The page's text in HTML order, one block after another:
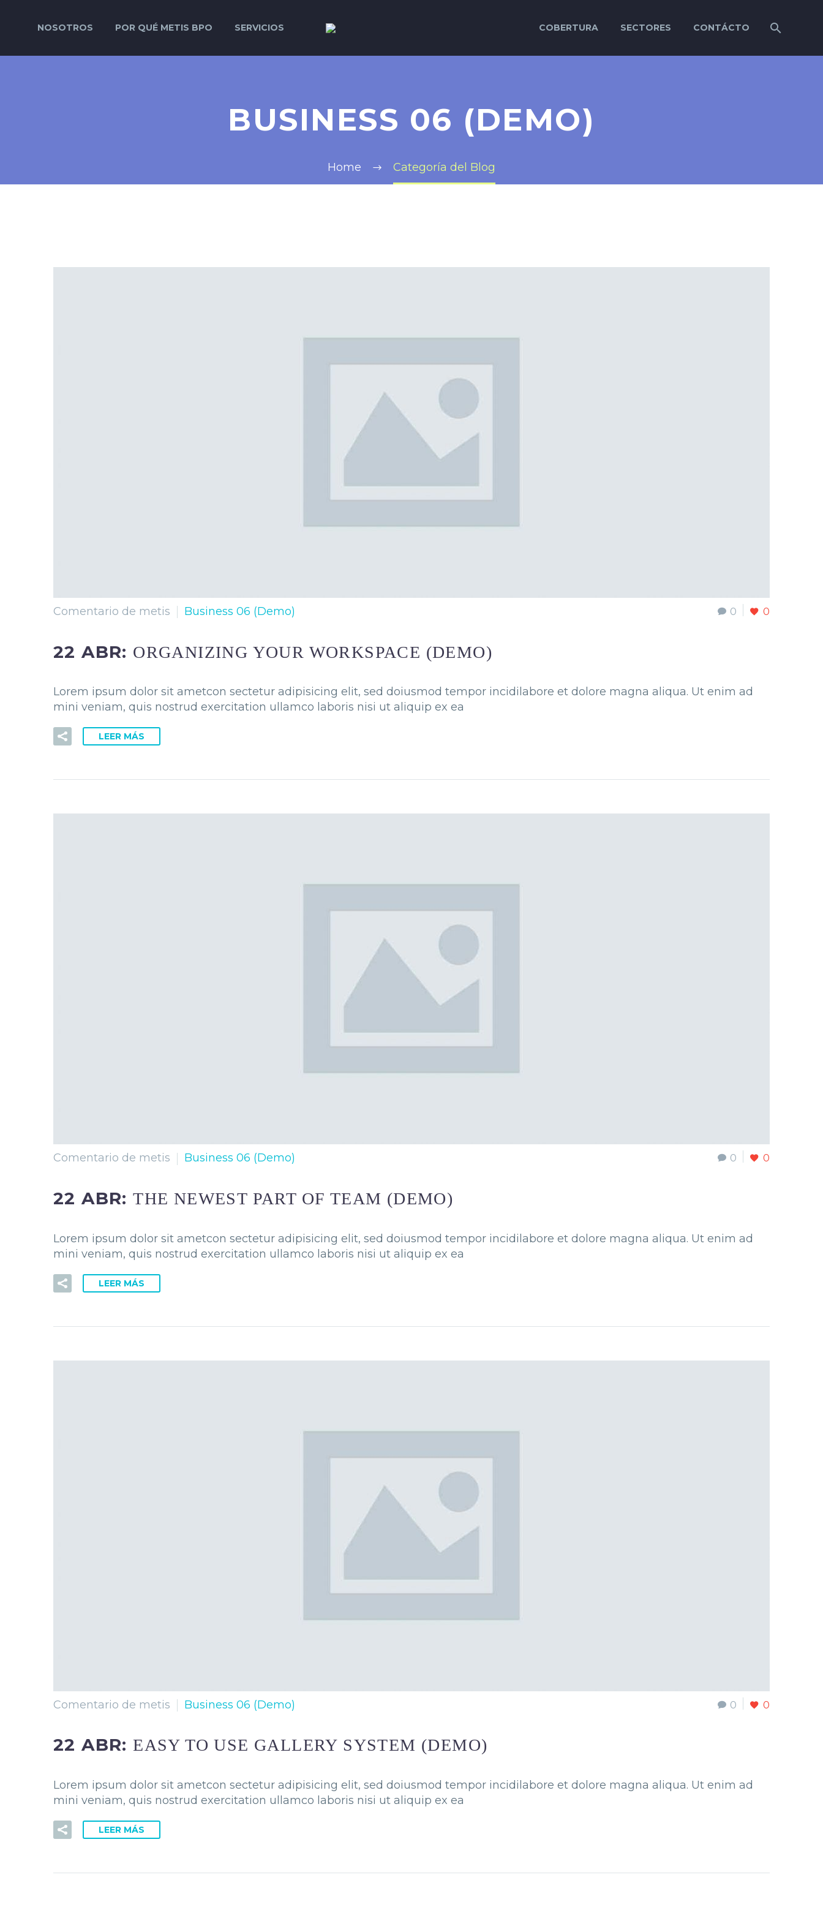
NOSOTROS POR QUÉ METIS BPO SERVICIOS COBERTURA SECTORES CONTÁCTO
BUSINESS 06 (DEMO)
Home Categoría del Blog
0 0
Comentario de metis Business 06 (Demo)
22 ABR: ORGANIZING YOUR WORKSPACE (DEMO)
Lorem ipsum dolor sit ametcon sectetur adipisicing elit, sed doiusmod tempor incidilabore et dolore magna aliqua. Ut enim ad
mini veniam, quis nostrud exercitation ullamco laboris nisi ut aliquip ex ea
LEER MÁS
0 0
Comentario de metis Business 06 (Demo)
22 ABR:THE NEWEST PART OF TEAM (DEMO)
Lorem ipsum dolor sit ametcon sectetur adipisicing elit, sed doiusmod tempor incidilabore et dolore magna aliqua. Ut enim ad
mini veniam, quis nostrud exercitation ullamco laboris nisi ut aliquip ex ea
LEER MÁS
0 0
Comentario de metis Business 06 (Demo)
22 ABR:EASY TO USE GALLERY SYSTEM (DEMO)
Lorem ipsum dolor sit ametcon sectetur adipisicing elit, sed doiusmod tempor incidilabore et dolore magna aliqua. Ut enim ad
mini veniam, quis nostrud exercitation ullamco laboris nisi ut aliquip ex ea
LEER MÁS